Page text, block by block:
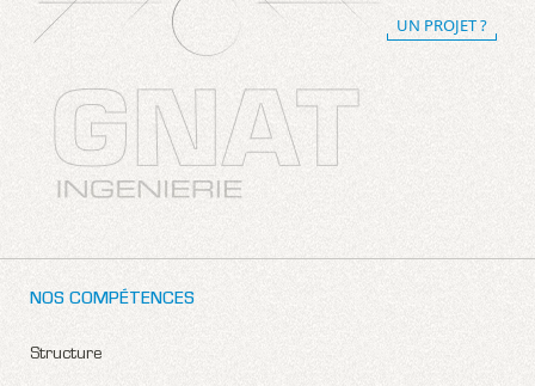
UN PROJET ?
NOS COMPÉTENCES
Structure